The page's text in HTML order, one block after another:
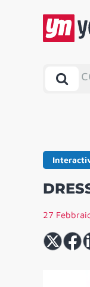
27